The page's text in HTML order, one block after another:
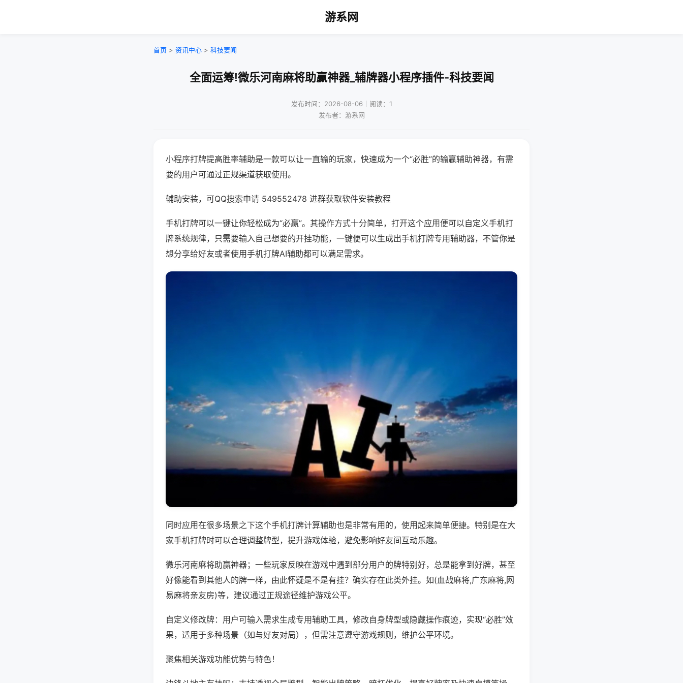
游系网
首页 > 资讯中心 > 科技要闻
全面运筹!微乐河南麻将助赢神器_辅牌器小程序插件-科技要闻
发布时间：2026-08-06｜阅读：1
发布者：游系网
小程序打牌提高胜率辅助是一款可以让一直输的玩家，快速成为一个“必胜”的输赢辅助神器，有需
要的用户可通过正规渠道获取使用。
辅助安装，可QQ搜索申请 549552478 进群获取软件安装教程
手机打牌可以一键让你轻松成为“必赢”。其操作方式十分简单，打开这个应用便可以自定义手机打
牌系统规律，只需要输入自己想要的开挂功能，一键便可以生成出手机打牌专用辅助器，不管你是
想分享给好友或者使用手机打牌AI辅助都可以满足需求。
同时应用在很多场景之下这个手机打牌计算辅助也是非常有用的，使用起来简单便捷。特别是在大
家手机打牌时可以合理调整牌型，提升游戏体验，避免影响好友间互动乐趣。
微乐河南麻将助赢神器；一些玩家反映在游戏中遇到部分用户的牌特别好，总是能拿到好牌，甚至
好像能看到其他人的牌一样，由此怀疑是不是有挂？确实存在此类外挂。如(血战麻将,广东麻将,网
易麻将亲友房)等，建议通过正规途径维护游戏公平。
自定义修改牌：用户可输入需求生成专用辅助工具，修改自身牌型或隐藏操作痕迹，实现“必胜”效
果，适用于多种场景（如与好友对局），但需注意遵守游戏规则，维护公平环境。
聚焦相关游戏功能优势与特色！